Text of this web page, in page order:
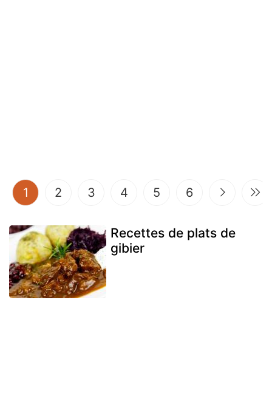
1 (current)
2 3 4 5 6
Recettes de plats de
gibier